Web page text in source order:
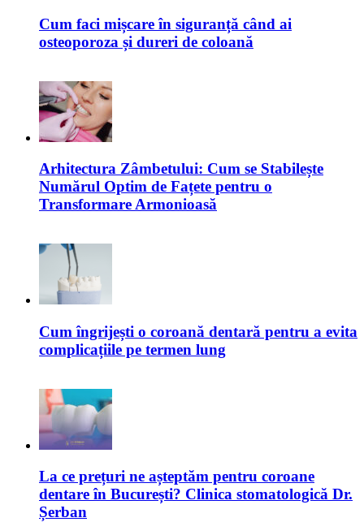
Cum faci mișcare în siguranță când ai
osteoporoza și dureri de coloană
Arhitectura Zâmbetului: Cum se Stabilește
Numărul Optim de Fațete pentru o
Transformare Armonioasă
Cum îngrijești o coroană dentară pentru a evita
complicațiile pe termen lung
La ce prețuri ne așteptăm pentru coroane
dentare în București? Clinica stomatologică Dr.
Șerban